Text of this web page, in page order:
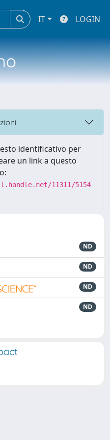
IT LOGIN
identificativo per
un link a questo
11311/5154
ND
ND
ND
ND